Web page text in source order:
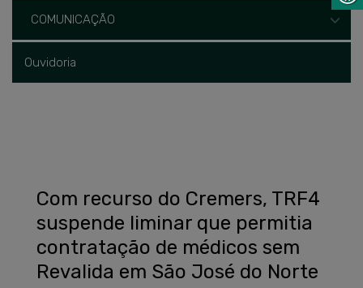
COMUNICAÇÃO
Ouvidoria
Com recurso do Cremers, TRF4
suspende liminar que permitia
contratação de médicos sem
Revalida em São José do Norte